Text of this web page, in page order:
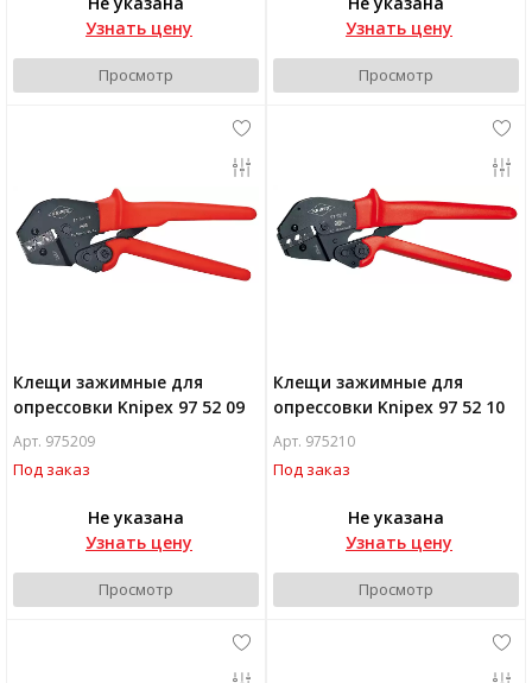
Узнать цену
Просмотр
Узнать цену
Просмотр
Клещи зажимные для
опрессовки Knipex 97 52 09
Арт. 975209
Под заказ
Не указана
Узнать цену
Просмотр
Клещи зажимные для
опрессовки Knipex 97 52 10
Арт. 975210
Под заказ
Не указана
Узнать цену
Просмотр